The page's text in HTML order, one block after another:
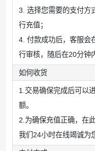
3. 选择您需要的支付方
行充值；
4. 付款成功后，客服会
行审核，随后在20分钟
如何收货
1.交易确保完成后可以
额。
2.为确保充值正确，在
我们24小时在线竭诚为